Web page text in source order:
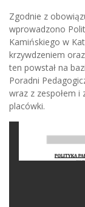
Zgodnie z
wprowadzono
Kamińskiego w
krzywdzeniem
ten powstał na
Poradni
wraz z zespołem i
placówki.